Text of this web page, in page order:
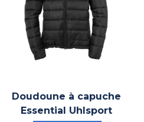
Doudoune à capuche
Essential Uhlsport